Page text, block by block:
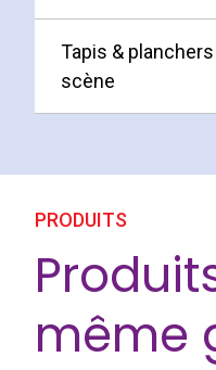
Tapis &
scène
PRODUITS
même